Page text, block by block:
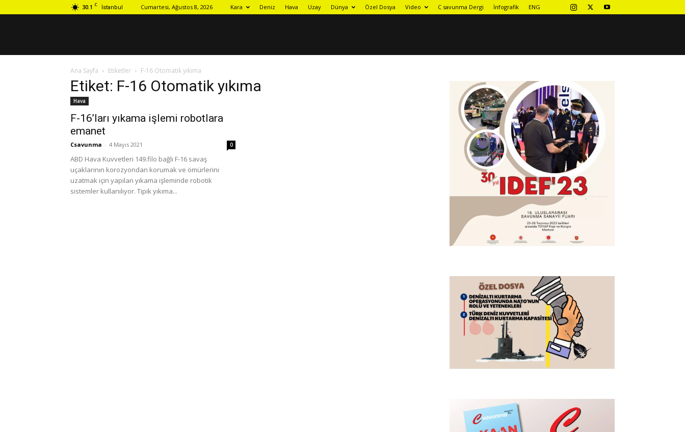
30.1 C İstanbul Cumartesi, Ağustos 8, 2026 Kara Deniz Hava Uzay Dünya Özel Dosya Video C savunma Dergi İnfografik ENG
Ana Sayfa Etiketler F-16 Otomatik yıkıma
Etiket: F-16 Otomatik yıkıma
Hava
F-16’ları yıkama işlemi robotlara
emanet
Csavunma - 4 Mayıs 2021 0
ABD Hava Kuvvetleri 149.filo bağlı F-16 savaş
uçaklarının korozyondan korumak ve ömürlerini
uzatmak için yapılan yıkama işleminde robotik
sistemler kullanılıyor. Tipik yıkıma...